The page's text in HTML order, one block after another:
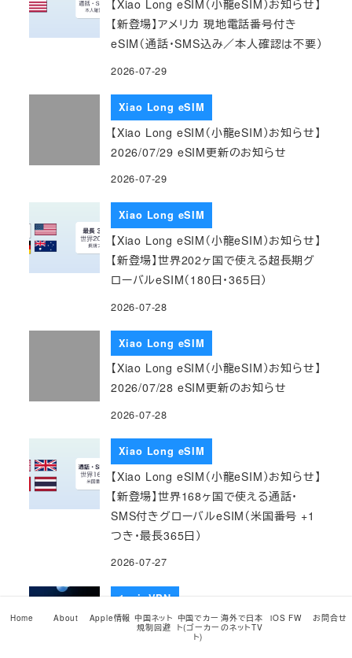
【Xiao Long eSIM（小龍eSIM）お知らせ】
【新登場】アメリカ 現地電話番号付き
eSIM（通話・SMS込み／本人確認は不要）
2026-07-29
Xiao Long eSIM
【Xiao Long eSIM（小龍eSIM）お知らせ】
2026/07/29 eSIM更新のお知らせ
2026-07-29
Xiao Long eSIM
【Xiao Long eSIM（小龍eSIM）お知らせ】
【新登場】世界202ヶ国で使える超長期グ
ローバルeSIM（180日・365日）
2026-07-28
Xiao Long eSIM
【Xiao Long eSIM（小龍eSIM）お知らせ】
2026/07/28 eSIM更新のお知らせ
2026-07-28
Xiao Long eSIM
【Xiao Long eSIM（小龍eSIM）お知らせ】
【新登場】世界168ヶ国で使える通話・
SMS付きグローバルeSIM（米国番号 +1
つき・最長365日）
2026-07-27
1coinVPN
【1coinVPNお知らせ】（2026/07/26）
iOS版（iPhone/iPad用）専用アプリApps
Home About Apple情報 中国ネット
規制回避
中国でカー
ト(ゴーカー
ト)
海外で日本
のネットTV
iOS FW お問合せ